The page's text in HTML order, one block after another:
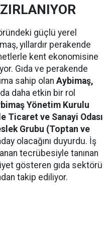
güçlü yerel
yıllardır perakende
kent ekonomisine
Gıda ve perakende
sahip olan Aybimaş,
daha etkin bir rol
Yönetim Kurulu
Ticaret ve Sanayi Odası
Grubu (Toptan ve
olacağını duyurdu. İş
tecrübesiyle tanınan
gösteren gıda sektörü
takip ediliyor.